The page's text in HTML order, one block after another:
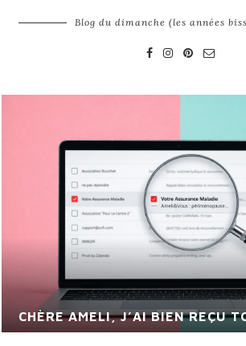
Blog du dimanche (les années
VIS MA VIE DE CHEF DE